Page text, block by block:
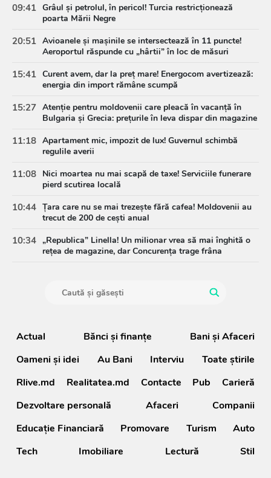
09:41 Grâul și petrolul, în pericol! Turcia restricționează
poarta Mării Negre
20:51 Avioanele și mașinile se intersectează în 11 puncte!
Aeroportul răspunde cu „hârtii” în loc de măsuri
15:41 Curent avem, dar la preț mare! Energocom avertizează:
energia din import rămâne scumpă
15:27 Atenție pentru moldovenii care pleacă în vacanță în
Bulgaria și Grecia: prețurile în leva dispar din magazine
11:18 Apartament mic, impozit de lux! Guvernul schimbă
regulile averii
11:08 Nici moartea nu mai scapă de taxe! Serviciile funerare
pierd scutirea locală
10:44 Țara care nu se mai trezește fără cafea! Moldovenii au
trecut de 200 de cești anual
10:34 „Republica” Linella! Un milionar vrea să mai înghită o
rețea de magazine, dar Concurența trage frâna
Actual Bănci şi finanţe
Bani și Afaceri
Oameni şi idei
Au Bani Interviu
Toate știrile
Rlive.md
Realitatea.md Contacte Pub
Carieră
Dezvoltare personală
Afaceri
Companii
Educație Financiară
Promovare Turism
Auto
Tech
Imobiliare Lectură Stil